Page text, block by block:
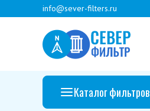
info@sever-filters.ru
Каталог фильтров